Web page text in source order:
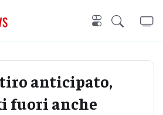
anticipato,
fuori anche